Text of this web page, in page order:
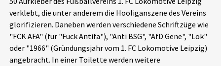
Schlaglichter
Phänomene
verklebt, die unter anderem die Hooliganszene des Vereins
glorifizieren. Daneben werden verschiedene Schriftzüge wie
"FCK AFA" (für "Fuck Antifa"), "Anti BSG", "AfD Gene", "Lok"
oder "1966" (Gründungsjahr vom 1. FC Lokomotive Leipzig)
angebracht. In einer Toilette werden weitere